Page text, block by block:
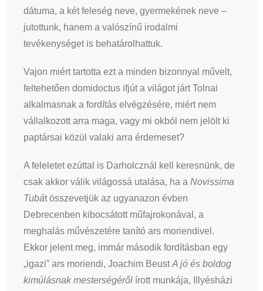
dátuma, a két feleség neve, gyermekének neve –
jutottunk, hanem a valószínű irodalmi
tevékenységet is behatárolhattuk.
Vajon miért tartotta ezt a minden bizonnyal művelt,
feltehetően domidoctus ifjút a világot járt Tolnai
alkalmasnak a fordítás elvégzésére, miért nem
vállalkozott arra maga, vagy mi okból nem jelölt ki
paptársai közül valaki arra érdemeset?
A feleletet ezúttal is Darholcznál kell keresnünk, de
csak akkor válik világossá utalása, ha a Novissima
Tubát összevetjük az ugyanazon évben
Debrecenben kibocsátott műfajrokonával, a
meghalás művészetére tanító ars moriendivel.
Ekkor jelent meg, immár második fordításban egy
„igazi” ars moriendi, Joachim BeustA jó és boldog
kimúlásnak mesterségéről írott munkája, Illyésházi